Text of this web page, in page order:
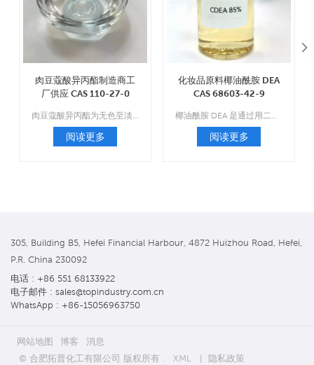
肉豆蔻酸异丙酯制造商工
厂供应 CAS 110-27-0
阅读更多
化妆品原料椰油酰胺 DEA
CAS 68603-42-9
阅读更多
305, Building B5, Hefei Financial Harbour, 4872 Huizhou Road, Hefei,
P.R. China 230092
电话 : +86 551 68133922
电子邮件 : sales@topindustry.com.cn
WhatsApp : +86-15056963750
网站地图 博客
消息
© 合肥拓普化工有限公司 版权所有 .
XML | 隐私政策